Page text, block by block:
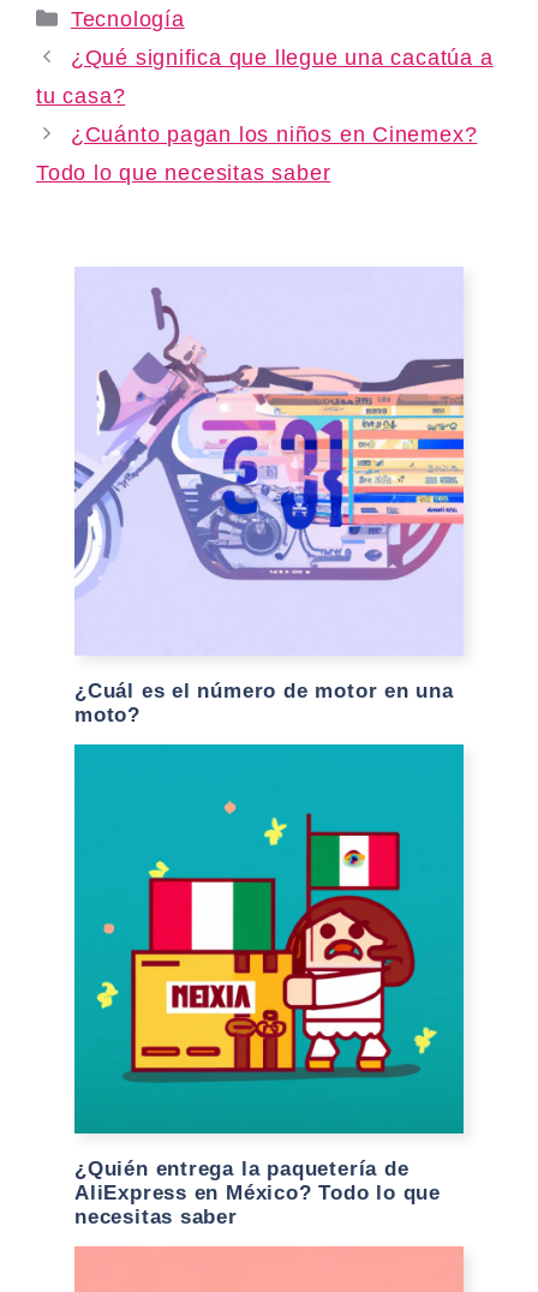
Categories
Tecnología
¿Qué significa que llegue una cacatúa a
tu casa?
¿Cuánto pagan los niños en Cinemex?
Todo lo que necesitas saber
¿Cuál es el número de motor en una
moto?
¿Quién entrega la paquetería de
AliExpress en México? Todo lo que
necesitas saber